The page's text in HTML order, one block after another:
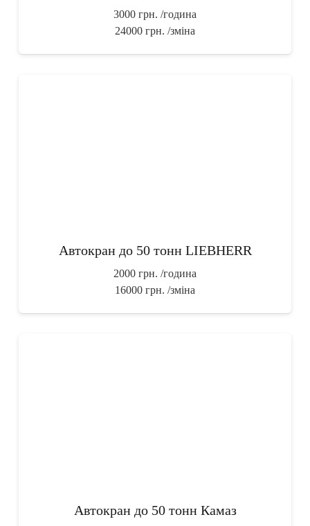
3000 грн. /година
24000 грн. /зміна
Автокран до 50 тонн LIEBHERR
2000 грн. /година
16000 грн. /зміна
Автокран до 50 тонн Камаз